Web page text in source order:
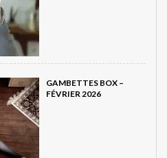
GAMBETTES BOX –
FÉVRIER 2026